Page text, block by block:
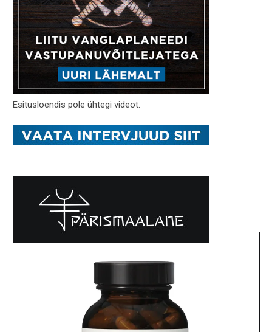
Esitusloendis pole ühtegi videot.